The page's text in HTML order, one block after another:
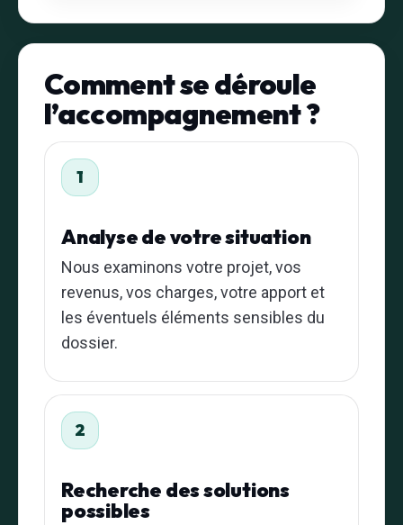
Comment se déroule
l’accompagnement ?
1
Analyse de votre situation
Nous examinons votre projet, vos
revenus, vos charges, votre apport et
les éventuels éléments sensibles du
dossier.
2
Recherche des solutions
possibles